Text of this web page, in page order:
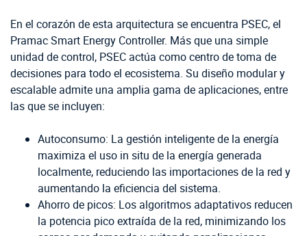
En el corazón de esta arquitectura se encuentra PSEC, el
Pramac Smart Energy Controller. Más que una simple
unidad de control, PSEC actúa como centro de toma de
decisiones para todo el ecosistema. Su diseño modular y
escalable admite una amplia gama de aplicaciones, entre
las que se incluyen:
Autoconsumo: La gestión inteligente de la energía
maximiza el uso in situ de la energía generada
localmente, reduciendo las importaciones de la red y
aumentando la eficiencia del sistema.
Ahorro de picos: Los algoritmos adaptativos reducen
la potencia pico extraída de la red, minimizando los